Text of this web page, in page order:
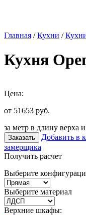
Главная /Кухни /
Кухня
Цена:
от 51653 руб.
за метр в длину верха
Заказать Добавить в
замерщика
Получить расчет
Выберите
Выберите материал
Верхние шкафы: